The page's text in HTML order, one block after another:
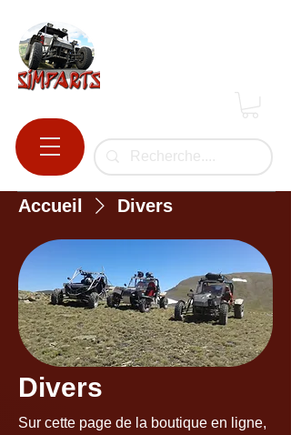
Accueil Divers
Divers
Sur cette page de la boutique en ligne,